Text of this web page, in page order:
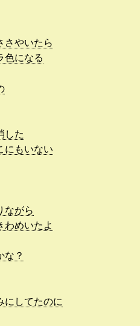
さやいたら
色になる
した
にもいない
ながら
わめいたよ
な？
にしてたのに